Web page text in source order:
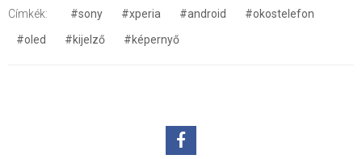
Címkék: #sony #xperia #android
#okostelefon
#oled
#kijelző #képernyő